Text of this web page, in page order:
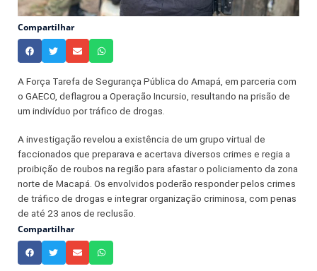
Compartilhar
A Força Tarefa de Segurança Pública do Amapá, em parceria com
o GAECO, deflagrou a Operação Incursio, resultando na prisão de
um indivíduo por tráfico de drogas.
A investigação revelou a existência de um grupo virtual de
faccionados que preparava e acertava diversos crimes e regia a
proibição de roubos na região para afastar o policiamento da zona
norte de Macapá. Os envolvidos poderão responder pelos crimes
de tráfico de drogas e integrar organização criminosa, com penas
de até 23 anos de reclusão.
Compartilhar